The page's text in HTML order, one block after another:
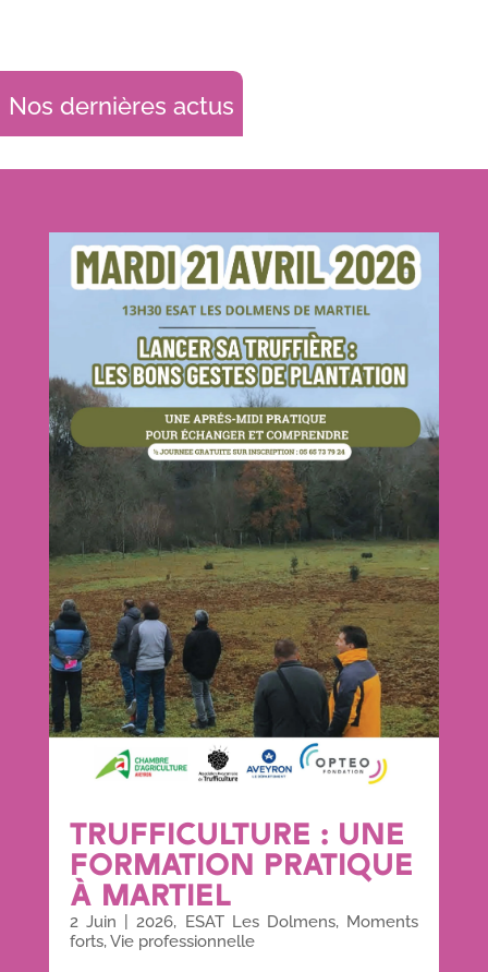
Nos dernières actus
TRUFFICULTURE : UNE
FORMATION PRATIQUE
À MARTIEL
2 Juin |2026, ESAT Les Dolmens, Moments
forts,Vie professionnelle